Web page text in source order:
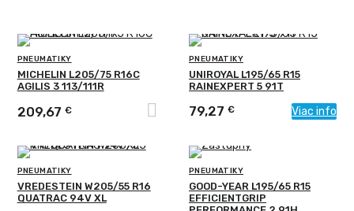
PNEUMATIKY
MICHELIN L205/75 R16C
AGILIS 3 113/111R
209,67 € Pridať do košíka
PNEUMATIKY
UNIROYAL L195/65 R15
RAINEXPERT 5 91T
79,27 € Viac info
PNEUMATIKY
VREDESTEIN W205/55 R16
QUATRAC 94V XL
PNEUMATIKY
GOOD-YEAR L195/65 R15
EFFICIENTGRIP